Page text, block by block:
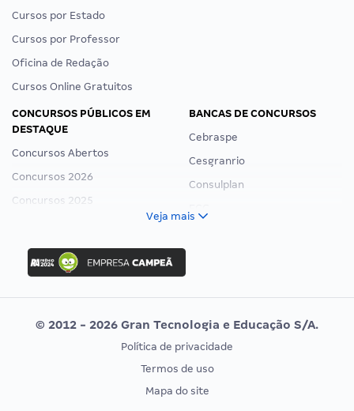
Cursos por Estado
Cursos por Professor
Oficina de Redação
Cursos Online Gratuitos
CONCURSOS PÚBLICOS EM
DESTAQUE
Concursos Abertos
Concursos 2026
Concursos 2025
Concurso Ibama
Concurso MPU
Editais publicados
BANCAS DE CONCURSOS
Cebraspe
Cesgranrio
Consulplan
Vunesp
CONCURSOS POR PROFISSÃO
EXAME DE ORDEM
Veja mais
© 2012 - 2026 Gran Tecnologia e Educação S/A.
Política de privacidade
Termos de uso
Mapa do site